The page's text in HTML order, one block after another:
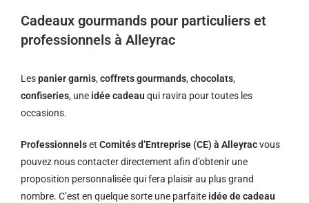
Cadeaux gourmands pour particuliers et
professionnels à Alleyrac
Lespanier garnis,coffrets gourmands,chocolats,
confiseries, une idée cadeau qui ravira pour toutes les
occasions.
Professionnelset Comités d’Entreprise (CE) à Alleyracvous
pouvez nous contacter directement afin d’obtenir une
proposition personnalisée qui fera plaisir au plus grand
nombre. C’est en quelque sorte une parfaite idée de cadeau